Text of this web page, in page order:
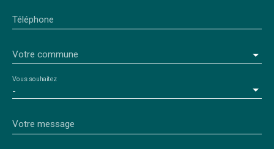
Téléphone
Votre commune
-
Vous souhaitez
Votre message